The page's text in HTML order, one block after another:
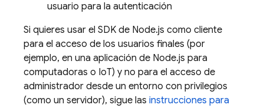
usuario para la autenticación
Si quieres usar el SDK de Node.js como cliente
para el acceso de los usuarios finales (por
ejemplo, en una aplicación de Node.js para
computadoras o IoT) y no para el acceso de
administrador desde un entorno con privilegios
(como un servidor), sigue las instrucciones para